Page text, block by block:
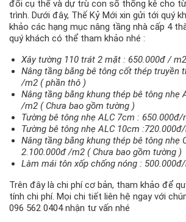
đổi cụ thể và dự trù con số thống kê cho
trình. Dưới đây, Thế Kỷ Mới xin gửi tới quý
khảo các hạng mục nâng tầng nhà cấp 4
quý khách có thể tham khảo nhé :
Xây tường 110 trát 2 mặt : 650.000đ / m2
Nâng tầng bằng bê tông cốt thép truyền
/m2 ( phần thô )
Nâng tầng bằng khung thép bê tông nhẹ
/m2 ( Chưa bao gồm tường )
Tường bê tông nhẹ ALC 7cm : 650.000đ/
Tường bê tông nhẹ ALC 10cm
Nâng tầng bằng khung thép bê tông nhẹ
2.100.000đ /m2 ( Chưa bao gồm tường )
Làm mái tôn xốp chống nóng :
Trên đây là chi phí cơ bản, tham khảo để
tính chi phí. Mọi chi tiết liên hệ ngay với
096 562 0404 nhận tư vấn nhé